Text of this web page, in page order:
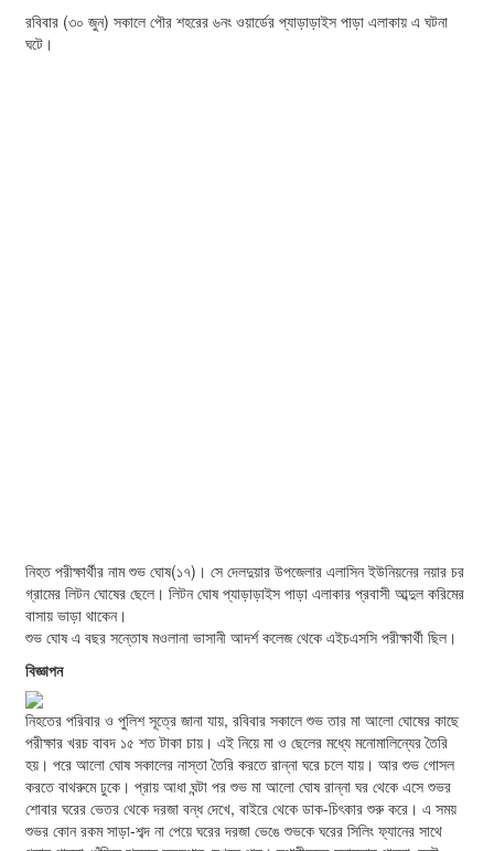
রবিবার (৩০ জুন) সকালে পৌর শহরের ৬নং ওয়ার্ডের প্যাড়াড়াইস পাড়া এলাকায় এ ঘটনা
ঘটে।
নিহত পরীক্ষার্থীর নাম শুভ ঘোষ(১৭)। সে দেলদুয়ার উপজেলার এলাসিন ইউনিয়নের নয়ার চর
গ্রামের লিটন ঘোষের ছেলে। লিটন ঘোষ প্যাড়াড়াইস পাড়া এলাকার প্রবাসী আব্দুল করিমের
বাসায় ভাড়া থাকেন।
শুভ ঘোষ এ বছর সন্তোষ মওলানা ভাসানী আদর্শ কলেজ থেকে এইচএসসি পরীক্ষার্থী ছিল।
বিজ্ঞাপন
নিহতের পরিবার ও পুলিশ সূত্রে জানা যায়, রবিবার সকালে শুভ তার মা আলো ঘোষের কাছে
পরীক্ষার খরচ বাবদ ১৫ শত টাকা চায়। এই নিয়ে মা ও ছেলের মধ্যে মনোমালিন্যের তৈরি
হয়। পরে আলো ঘোষ সকালের নাস্তা তৈরি করতে রান্না ঘরে চলে যায়। আর শুভ গোসল
করতে বাথরুমে ঢুকে। প্রায় আধা ঘন্টা পর শুভ মা আলো ঘোষ রান্না ঘর থেকে এসে শুভর
শোবার ঘরের ভেতর থেকে দরজা বন্ধ দেখে, বাইরে থেকে ডাক-চিৎকার শুরু করে। এ সময়
শুভর কোন রকম সাড়া-শব্দ না পেয়ে ঘরের দরজা ভেঙে শুভকে ঘরের সিলিং ফ্যানের সাথে